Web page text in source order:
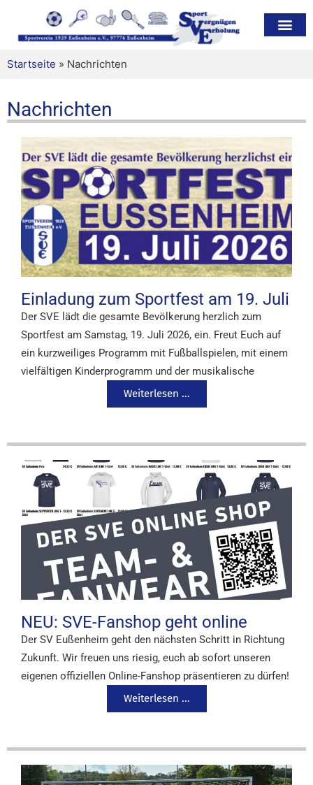
Startseite » Nachrichten
Nachrichten
Einladung zum Sportfest am 19. Juli
Der SVE lädt die gesamte Bevölkerung herzlich zum
Sportfest am Samstag, 19. Juli 2026, ein. Freut Euch auf
ein kurzweiliges Programm mit Fußballspielen, mit einem
vielfältigen Kinderprogramm und der musikalische
Weiterlesen ...
NEU: SVE-Fanshop geht online
Der SV Eußenheim geht den nächsten Schritt in Richtung
Zukunft. Wir freuen uns riesig, euch ab sofort unseren
eigenen offiziellen Online-Fanshop präsentieren zu dürfen!
Weiterlesen ...